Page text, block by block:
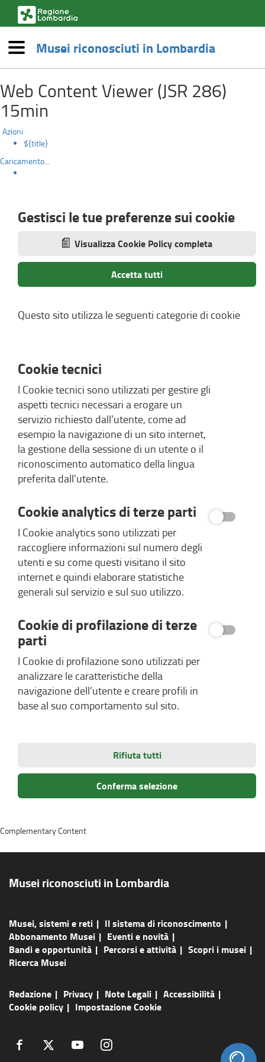
al
contenuto
principale
impostazione-
cookie
esterno,
apre
una
finestra)
Menù
Musei riconosciuti in Lombardia
Web Content Viewer (JSR 286)
15min
Azioni
${title}
Caricamento...
Gestisci le tue preferenze sui cookie
Visualizza Cookie Policy completa
Accetta tutti
Questo sito utilizza le seguenti categorie di cookie
Cookie tecnici
I Cookie tecnici sono utilizzati per gestire gli
aspetti tecnici necessari a erogare un
servizio richiesto dall’utente, come ad
esempio la navigazione di un sito internet,
la gestione della sessione di un utente o il
riconoscimento automatico della lingua
preferita dall’utente.
Cookie analytics di terze parti
I Cookie analytics sono utilizzati per
raccogliere informazioni sul numero degli
utenti e su come questi visitano il sito
internet e quindi elaborare statistiche
generali sul servizio e sul suo utilizzo.
Cookie di profilazione di terze
parti
I Cookie di profilazione sono utilizzati per
analizzare le caratteristiche della
navigazione dell’utente e creare profili in
base al suo comportamento sul sito.
Rifiuta tutti
Conferma selezione
Musei riconosciuti in Lombardia
Musei, sistemi e reti
Il sistema di riconoscimento
Abbonamento Musei
Eventi e novità
Bandi e opportunità
Percorsi e attività
Scopri i musei
Ricerca Musei
Redazione Privacy Note Legali
Accessibilità
Cookie policy
Impostazione Cookie
(link
(link (link (link
Complementary Content